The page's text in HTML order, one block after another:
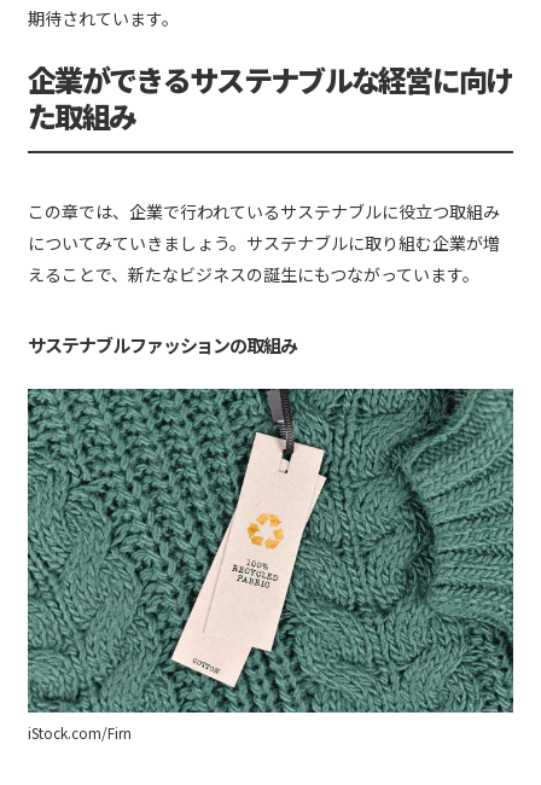
期待されています。
企業ができるサステナブルな経営に向け
た取組み
この章では、企業で行われているサステナブルに役立つ取組み
についてみていきましょう。サステナブルに取り組む企業が増
えることで、新たなビジネスの誕生にもつながっています。
サステナブルファッションの取組み
iStock.com/Firn